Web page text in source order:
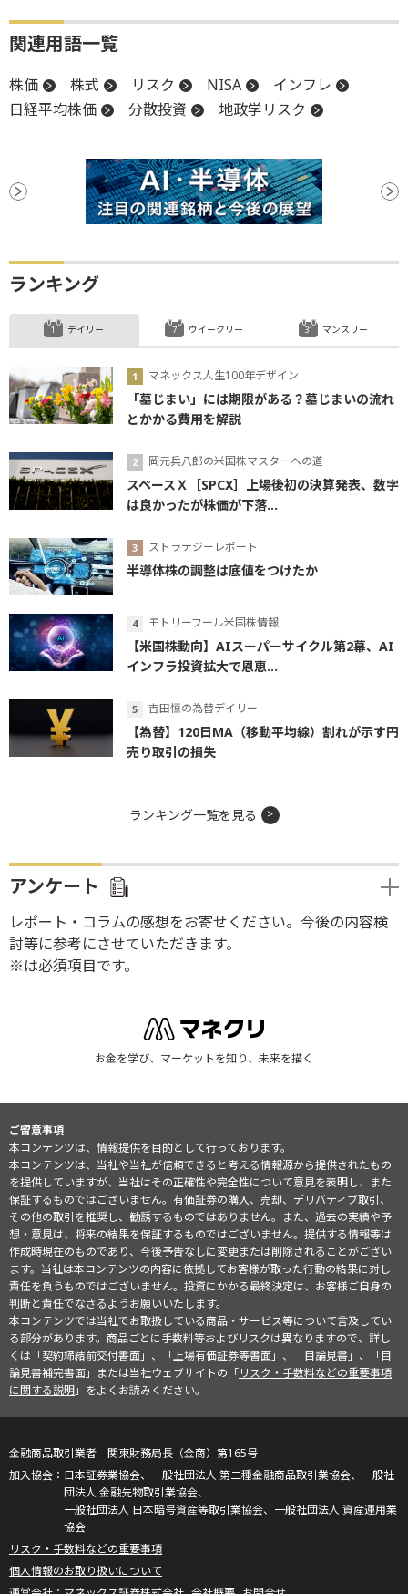
関連用語一覧
株価 株式 リスク NISA
インフレ
日経平均株価
分散投資 地政学リスク
ランキング
デイリー
マネックス人生100年デザイン
「墓じまい」には期限がある？墓じまいの流れ
とかかる費用を解説
岡元兵八郎の米国株マスターへの道
スペースＸ［SPCX］上場後初の決算発表、数字
は良かったが株価が下落...
ストラテジーレポート
半導体株の調整は底値をつけたか
モトリーフール米国株情報
【米国株動向】AIスーパーサイクル第2幕、AI
インフラ投資拡大で恩恵...
吉田恒の為替デイリー
【為替】120日MA（移動平均線）割れが示す円
売り取引の損失
ウイークリー マンスリー
ランキング一覧を見る
アンケート
レポート・コラムの感想をお寄せください。今後の内容検
討等に参考にさせていただきます。
※は必須項目です。
お金を学び、マーケットを知り、未来を描く
ご留意事項
本コンテンツは、情報提供を目的として行っております。
本コンテンツは、当社や当社が信頼できると考える情報源から提供されたもの
を提供していますが、当社はその正確性や完全性について意見を表明し、また
保証するものではございません。有価証券の購入、売却、デリバティブ取引、
その他の取引を推奨し、勧誘するものではありません。また、過去の実績や予
想・意見は、将来の結果を保証するものではございません。提供する情報等は
作成時現在のものであり、今後予告なしに変更または削除されることがござい
ます。当社は本コンテンツの内容に依拠してお客様が取った行動の結果に対し
責任を負うものではございません。投資にかかる最終決定は、お客様ご自身の
判断と責任でなさるようお願いいたします。
本コンテンツでは当社でお取扱している商品・サービス等について言及してい
る部分があります。商品ごとに手数料等およびリスクは異なりますので、詳し
くは「契約締結前交付書面」、「上場有価証券等書面」、「目論見書」、「目
論見書補完書面」または当社ウェブサイトの「リスク・手数料などの重要事項
に関する説明」をよくお読みください。
金融商品取引業者 関東財務局長（金商）第165号
日本証券業協会、一般社団法人 第二種金融商品取引業協会、一般社
団法人 金融先物取引業協会、
一般社団法人 日本暗号資産等取引業協会、一般社団法人 資産運用業
協会
リスク・手数料などの重要事項
個人情報のお取り扱いについて